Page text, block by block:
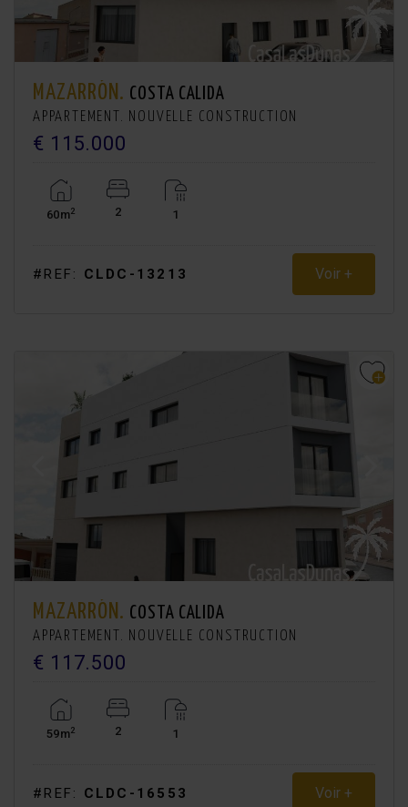
MAZARRÓN. COSTA CALIDA
APPARTEMENT. NOUVELLE CONSTRUCTION
€ 115.000
60m2 2 1
#REF: CLDC-13213 Voir +
MAZARRÓN. COSTA CALIDA
APPARTEMENT. NOUVELLE CONSTRUCTION
€ 117.500
59m2 2 1
#REF: CLDC-16553 Voir +